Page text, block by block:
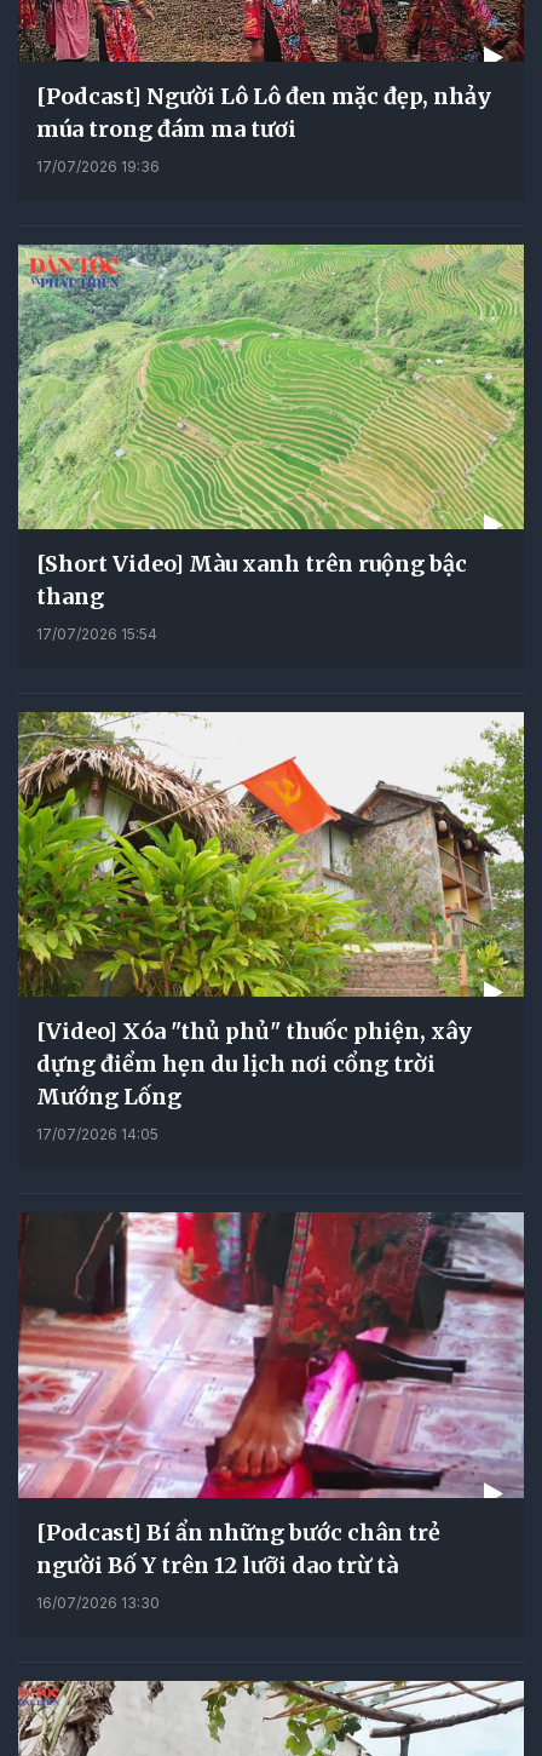
[Podcast] Người Lô Lô đen mặc đẹp, nhảy
múa trong đám ma tươi
17/07/2026 19:36
[Short Video] Màu xanh trên ruộng bậc
thang
17/07/2026 15:54
[Video] Xóa "thủ phủ" thuốc phiện, xây
dựng điểm hẹn du lịch nơi cổng trời
Mướng Lống
17/07/2026 14:05
[Podcast] Bí ẩn những bước chân trẻ
người Bố Y trên 12 lưỡi dao trừ tà
16/07/2026 13:30